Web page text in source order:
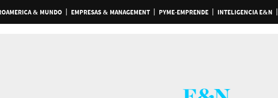
& MUNDO EMPRESAS & MANAGEMENT PYME-EMPRENDE INTELIGENCIA E&N